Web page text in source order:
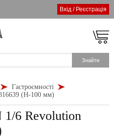
Вхід / Реєстрація
Гастроємності
(Н-100 мм)
1/6 Revolution